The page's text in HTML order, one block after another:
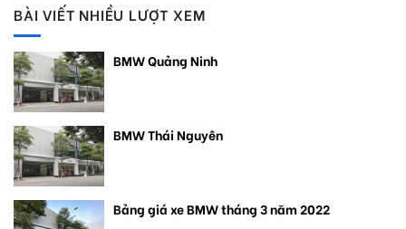
BÀI VIẾT NHIỀU LƯỢT XEM
BMW Quảng Ninh
BMW Thái Nguyên
Bảng giá xe BMW tháng 3 năm 2022